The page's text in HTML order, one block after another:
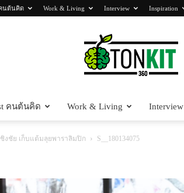
คนต้นคิด Work & Living Interview Inspiration
คนต้นคิด Work & Living Interview
งชัย เก็บแต้มลุยพาราลิมปิก S__180134075